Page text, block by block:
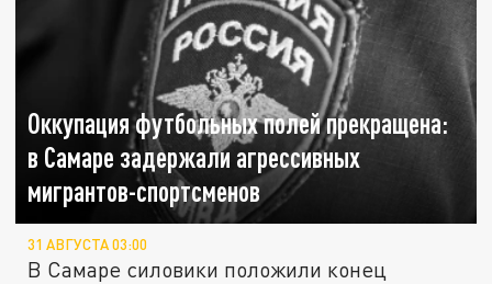
Оккупация футбольных полей прекращена:
в Самаре задержали агрессивных
мигрантов-спортсменов
31 АВГУСТА 03:00
В Самаре силовики положили конец